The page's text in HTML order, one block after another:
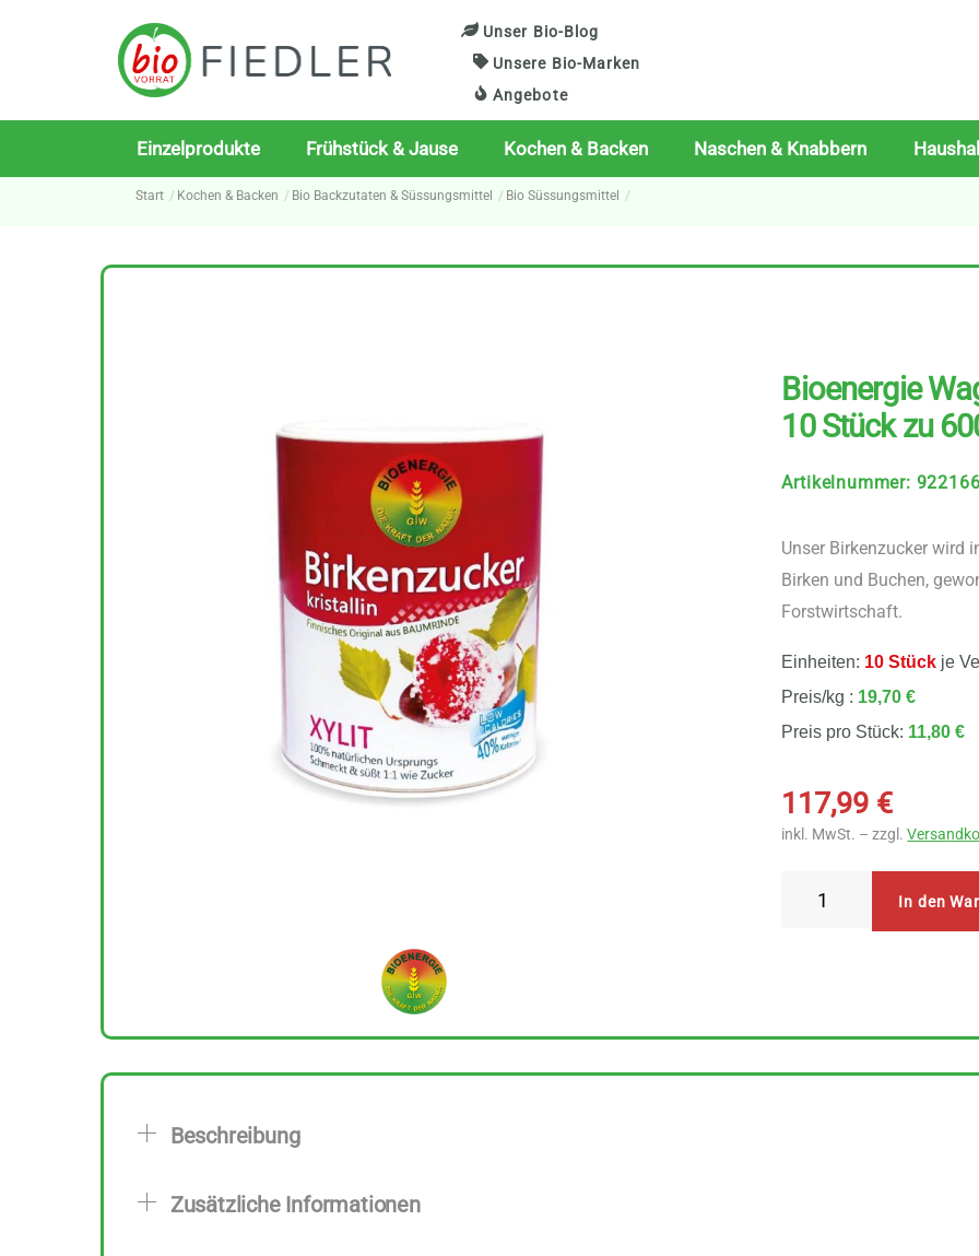
Unser Bio-Blog
Unsere Bio-Marken
Angebote
Einzelprodukte Frühstück & Jause Kochen & Backen Naschen & Knabbern
Start Kochen & Backen Bio Backzutaten & Süssungsmittel Bio Süssungsmittel
Bioenergie
10 Stück zu
Artikelnummer:
Unser Birkenzucker wird
Birken und Buchen,
Forstwirtschaft.
Einheiten: 10 Stück je
Preis/kg : 19,70 €
Preis pro Stück: 11,80 €
117,99 €
inkl. MwSt. – zzgl.
Stück
zu
In den
Beschreibung
Zusätzliche Informationen